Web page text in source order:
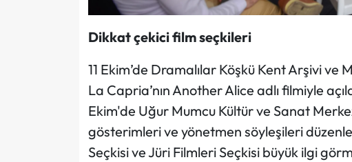
Dikkat çekici film seçkileri
11 Ekim’de Dramalılar Köşkü Kent Arşivi ve
La Capria’nın Another Alice adlı filmiyle
Ekim'de Uğur Mumcu Kültür ve Sanat
gösterimleri ve yönetmen söyleşileri
Seçkisi ve Jüri Filmleri Seçkisi büyük ilgi